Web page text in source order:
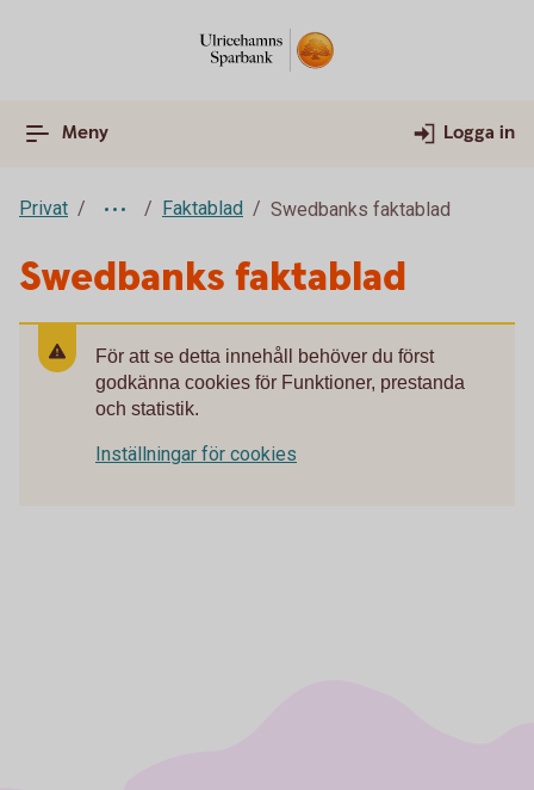
Meny Logga in
Privat Faktablad Swedbanks faktablad
Swedbanks faktablad
För att se detta innehåll behöver du först
godkänna cookies för Funktioner, prestanda
och statistik.
Inställningar för cookies